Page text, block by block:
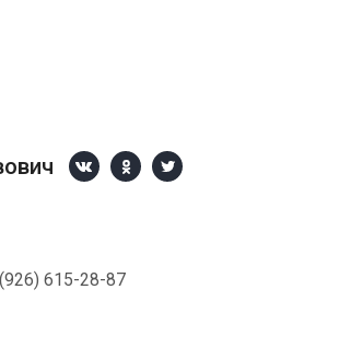
615-28-87